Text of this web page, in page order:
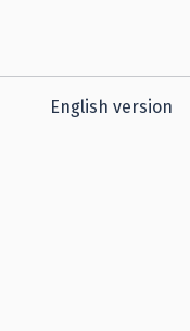
English version